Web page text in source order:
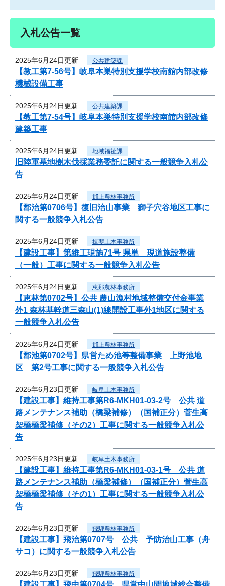
入札公告一覧
2025年6月24日更新 公共建築課
【教工第7-56号】岐阜本巣特別支援学校南館内部改修
機械設備工事
2025年6月24日更新 公共建築課
【教工第7-54号】岐阜本巣特別支援学校南館内部改修
建築工事
2025年6月24日更新 地域福祉課
旧陸軍墓地樹木伐採業務委託に関する一般競争入札公
告
2025年6月24日更新 郡上農林事務所
【郡治第0706号】復旧治山事業 獅子穴谷地区工事に
関する一般競争入札公告
2025年6月24日更新 揖斐土木事務所
【建設工事】第維工現施71号 県単 現道施設整備
（一般）工事に関する一般競争入札公告
2025年6月24日更新 恵那農林事務所
【恵林第0702号】公共 農山漁村地域整備交付金事業
外1 森林基幹道三森山(1)線開設工事外1地区に関する
一般競争入札公告
2025年6月24日更新 郡上農林事務所
【郡池第0702号】県営ため池等整備事業 上野池地
区 第2号工事に関する一般競争入札公告
2025年6月23日更新 岐阜土木事務所
【建設工事】維持工事第R6-MKH01-03-2号 公共 道
路メンテナンス補助（橋梁補修）（国補正分）菅生高
架橋橋梁補修（その2）工事に関する一般競争入札公
告
2025年6月23日更新 岐阜土木事務所
【建設工事】維持工事第R6-MKH01-03-1号 公共 道
路メンテナンス補助（橋梁補修）（国補正分）菅生高
架橋橋梁補修（その1）工事に関する一般競争入札公
告
2025年6月23日更新 飛騨農林事務所
【建設工事】飛治第0707号 公共 予防治山工事（舟
サコ）に関する一般競争入札公告
2025年6月23日更新 飛騨農林事務所